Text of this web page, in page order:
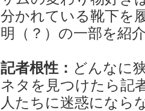
分かれている靴下を
明（？）の一部を紹
記者根性： どんなに
ネタを見つけたら記
人たちに迷惑になら